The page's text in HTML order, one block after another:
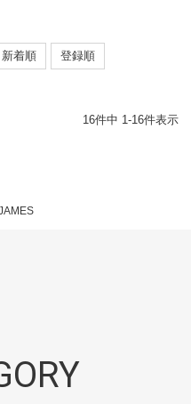
新着順
登録順
16件中 1-16件表示